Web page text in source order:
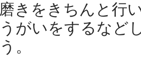
きをきちんと行
がいをするなど
。